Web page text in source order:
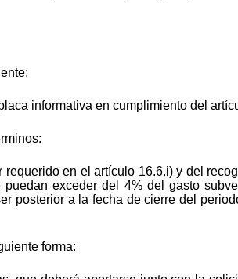
informativa en cumplimiento del
en el artículo 16.6.i) y del
exceder del 4% del gasto
posterior a la fecha de cierre del
forma: